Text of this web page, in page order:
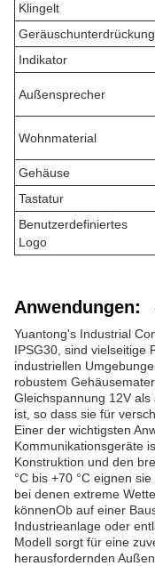
Klingelt
Geräuschunterdrückung
Indikator
Außensprecher
Wohnmaterial
Gehäuse
Tastatur
Benutzerdefiniertes
Logo
Anwendungen:
Yuantong's Industrial
IPSG30, sind vielseitige
industriellen
robustem
Gleichspannung 12V
ist, so dass sie für
Einer der wichtigsten
Kommunikationsgeräte
Konstruktion und den
°C bis +70 °C eignen
bei denen extreme
könnenOb auf einer
Industrieanlage oder
Modell sorgt für eine
herausfordernden